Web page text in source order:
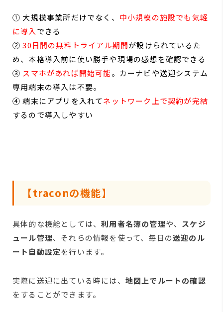
① 大規模事業所だけでなく、 中小規模の施設でも気軽
に導入 できる
②30日間の無料トライアル期間が設けられているた
め、本格導入前に使い勝手や現場の感想を確認できる
③ スマホがあれば開始可能。カーナビや送迎システム
専用端末の導入は不要。
④ 端末にアプリを入れてネットワーク上で契約が完結
するので導入しやすい
【traconの機能】
具体的な機能としては、利用者名簿の管理や、 スケジ
ュール管理、それらの情報を使って、毎日の送迎のル
ート自動設定を行います。
実際に送迎に出ている時には、 地図上でルートの確認
をすることができます。